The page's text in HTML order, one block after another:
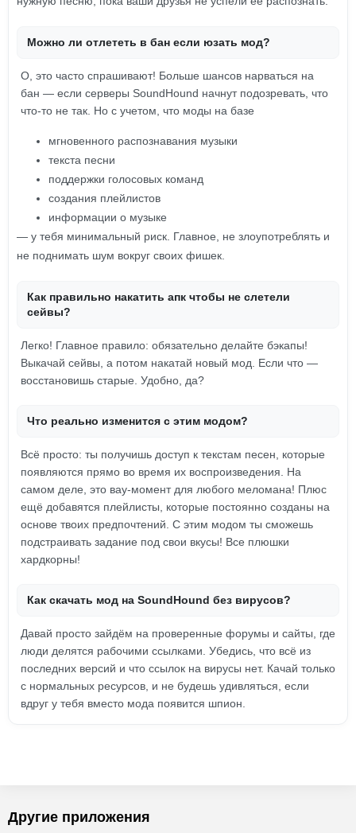
Можно ли отлететь в бан если юзать мод?
О, это часто спрашивают! Больше шансов нарваться на
бан — если серверы SoundHound начнут подозревать, что
что-то не так. Но с учетом, что моды на базе
мгновенного распознавания музыки
текста песни
поддержки голосовых команд
создания плейлистов
информации о музыке
— у тебя минимальный риск. Главное, не злоупотреблять и
не поднимать шум вокруг своих фишек.
Как правильно накатить апк чтобы не слетели
сейвы?
Легко! Главное правило: обязательно делайте бэкапы!
Выкачай сейвы, а потом накатай новый мод. Если что —
восстановишь старые. Удобно, да?
Что реально изменится с этим модом?
Всё просто: ты получишь доступ к текстам песен, которые
появляются прямо во время их воспроизведения. На
самом деле, это вау-момент для любого меломана! Плюс
ещё добавятся плейлисты, которые постоянно созданы на
основе твоих предпочтений. С этим модом ты сможешь
подстраивать задание под свои вкусы! Все плюшки
хардкорны!
Как скачать мод на SoundHound без вирусов?
Давай просто зайдём на проверенные форумы и сайты, где
люди делятся рабочими ссылками. Убедись, что всё из
последних версий и что ссылок на вирусы нет. Качай только
с нормальных ресурсов, и не будешь удивляться, если
вдруг у тебя вместо мода появится шпион.
Другие приложения